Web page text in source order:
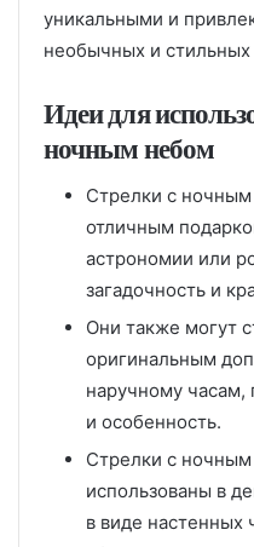
уникальными и
необычных и стильных
Идеи для
ночным небом
Стрелки с
отличным
астрономии или
загадочность и
Они также могут
оригинальным
наручному часам,
и особенность.
Стрелки с
использованы в
в виде настенных